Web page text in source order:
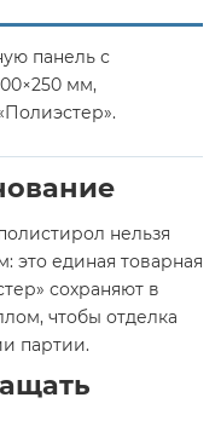
панель с
мм,
нельзя
это единая товарная
сохраняют в
чтобы отделка
партии.